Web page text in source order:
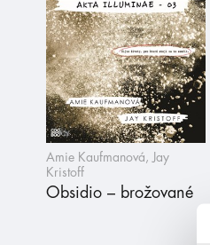
Amie Kaufmanová, Jay
Kristoff
Obsidio – brožované